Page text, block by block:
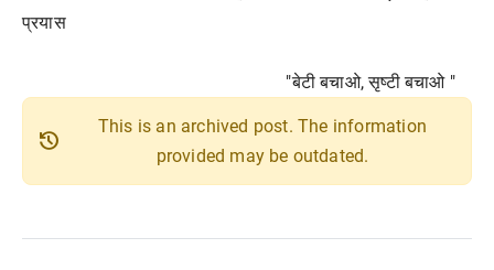
प्रयास
"बेटी बचाओ, सृष्टी बचाओ "
history
This is an archived post. The information
provided may be outdated.